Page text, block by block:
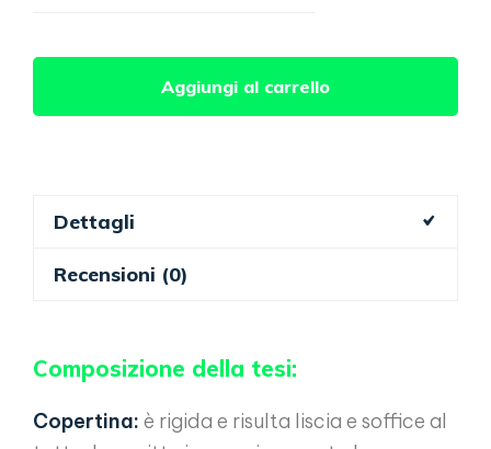
Aggiungi al carrello
Dettagli
Recensioni (0)
Composizione della tesi:
Copertina: è rigida e risulta liscia e soffice al